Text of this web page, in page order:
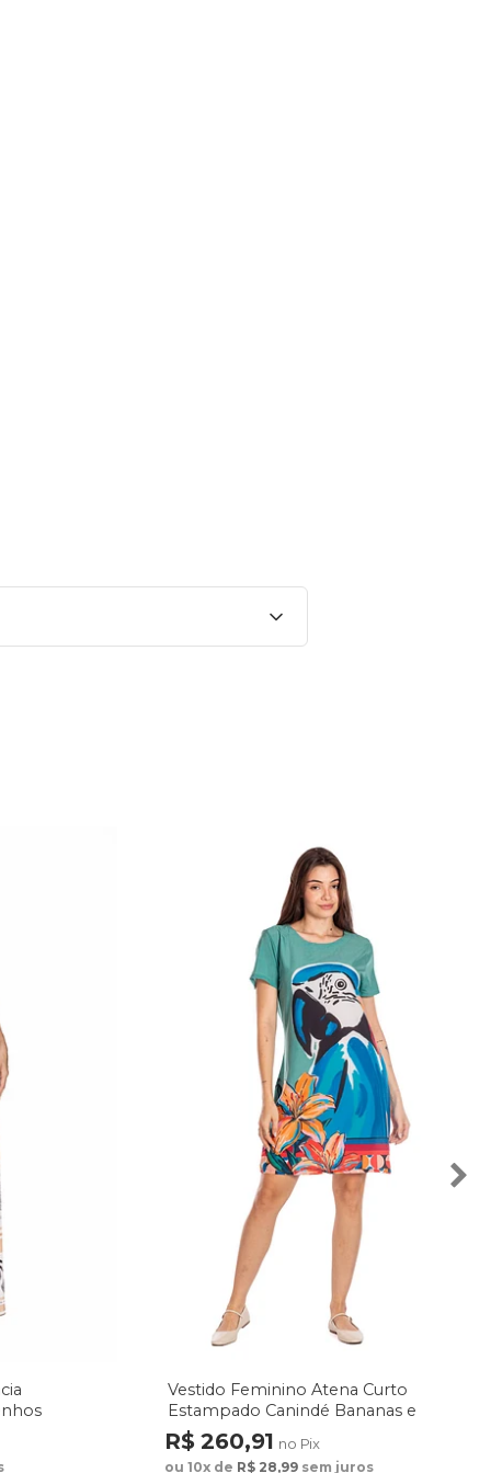
Vestido Feminino Atena Curto
Estampado Canindé Bananas e
Lírio
R$ 260,91 no Pix
ou 10x de R$ 28,99 sem juros